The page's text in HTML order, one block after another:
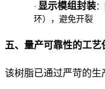
· 显示模组封装
环），避免开裂
五、量产可靠性的工艺
该树脂已通过严苛的生